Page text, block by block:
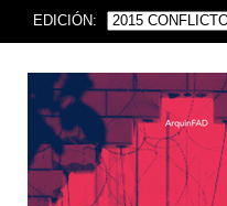
EDICIÓN: